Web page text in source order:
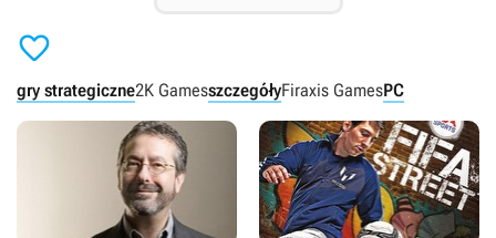

gry strategiczne2K GamesszczegółyFiraxis GamesPC